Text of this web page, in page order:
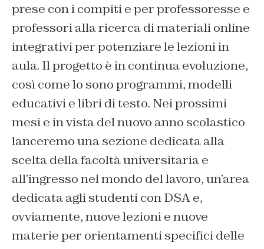
prese con i compiti e per professoresse e
professori alla ricerca di materiali online
integrativi per potenziare le lezioni in
aula. Il progetto è in continua evoluzione,
così come lo sono programmi, modelli
educativi e libri di testo. Nei prossimi
mesi e in vista del nuovo anno scolastico
lanceremo una sezione dedicata alla
scelta della facoltà universitaria e
all’ingresso nel mondo del lavoro, un’area
dedicata agli studenti con DSA e,
ovviamente, nuove lezioni e nuove
materie per orientamenti specifici delle